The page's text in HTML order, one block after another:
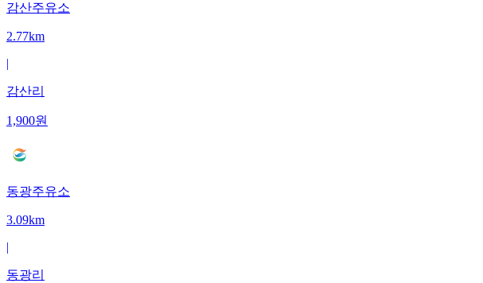
감산주유소
2.77km
|
감산리
1,900원
동광주유소
3.09km
|
동광리